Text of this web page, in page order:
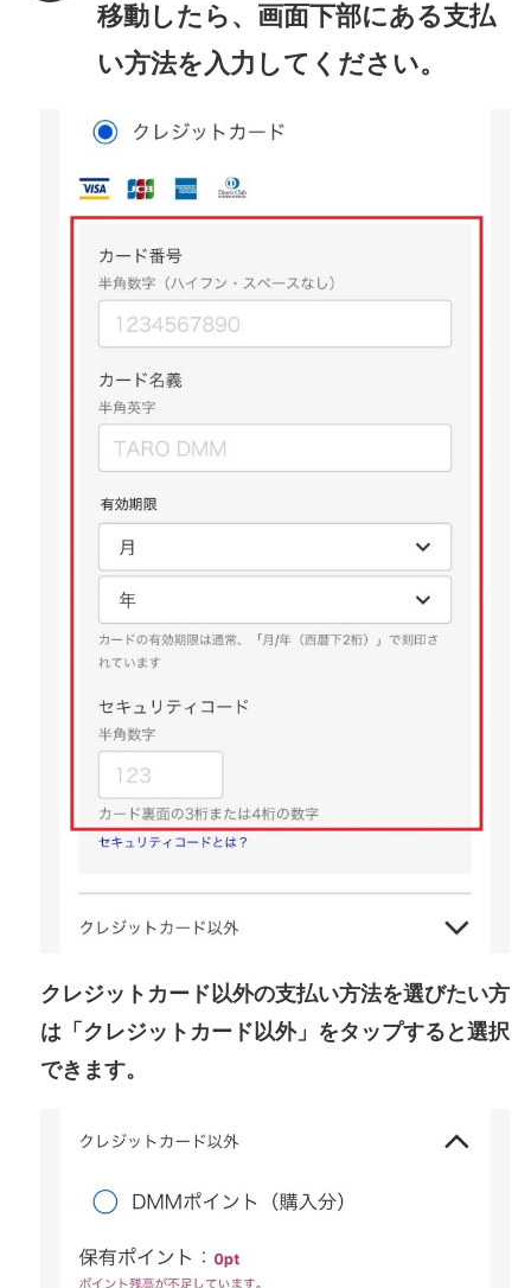
移動したら、画面下部にある支払
い方法を入力してください。
クレジットカード以外の支払い方法を選びたい方
は「クレジットカード以外」をタップすると選択
できます。